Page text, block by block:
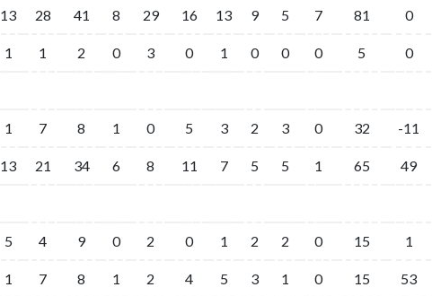
13 28 41 8 29 16 13 9 5 7 81 0
1 1 2 0 3 0 1 0 0 0 5 0
1 7 8 1 0 5 3 2 3 0 32 -11
13 21 34 6 8 11 7 5 5 1 65 49
5 4 9 0 2 0 1 2 2 0 15 1
1 7 8 1 2 4 5 3 1 0 15 53